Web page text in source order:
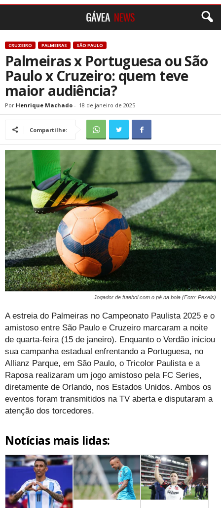
CRUZEIRO PALMEIRAS SÃO PAULO
Palmeiras x Portuguesa ou São
Paulo x Cruzeiro: quem teve
maior audiência?
Por Henrique Machado - 18 de janeiro de 2025
Compartilhe:
Jogador de futebol com o pé na bola (Foto: Pexels)
A estreia do Palmeiras no Campeonato Paulista 2025 e o
amistoso entre São Paulo e Cruzeiro marcaram a noite
de quarta-feira (15 de janeiro). Enquanto o Verdão iniciou
sua campanha estadual enfrentando a Portuguesa, no
Allianz Parque, em São Paulo, o Tricolor Paulista e a
Raposa realizaram um jogo amistoso pela FC Series,
diretamente de Orlando, nos Estados Unidos. Ambos os
eventos foram transmitidos na TV aberta e disputaram a
atenção dos torcedores.
Notícias mais lidas: